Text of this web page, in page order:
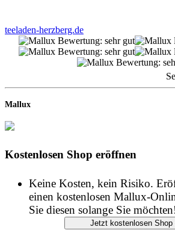
teeladen-herzberg.de
Mallux
Kostenlosen Shop eröffnen
Keine Kosten, kein Risiko.
einen kostenlosen Mallux-
Sie diesen solange Sie